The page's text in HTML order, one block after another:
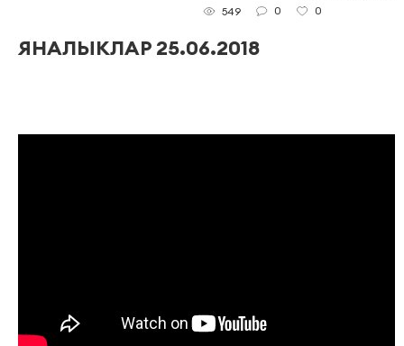
549
0 0
ЯНАЛЫКЛАР 25.06.2018